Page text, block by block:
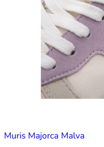
Muris Majorca Malva